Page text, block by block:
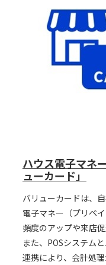
ハウス電子マネ
ューカード」
バリューカードは、
電子マネー（プリペ
頻度のアップや来店
また、POSシステム
連携により、会計処